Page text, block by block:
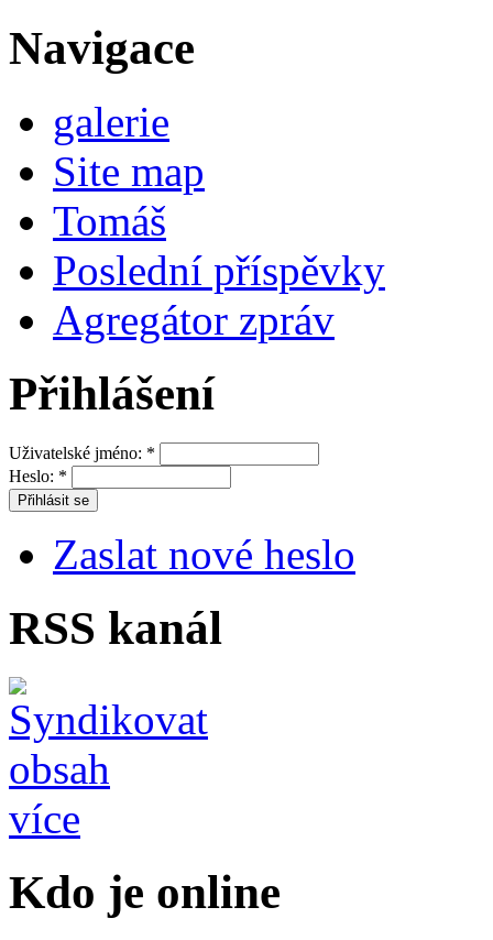
Navigace
galerie
Site map
Tomáš
Poslední příspěvky
Agregátor zpráv
Přihlášení
Uživatelské jméno: *
Heslo: *
Zaslat nové heslo
RSS kanál
více
Kdo je online